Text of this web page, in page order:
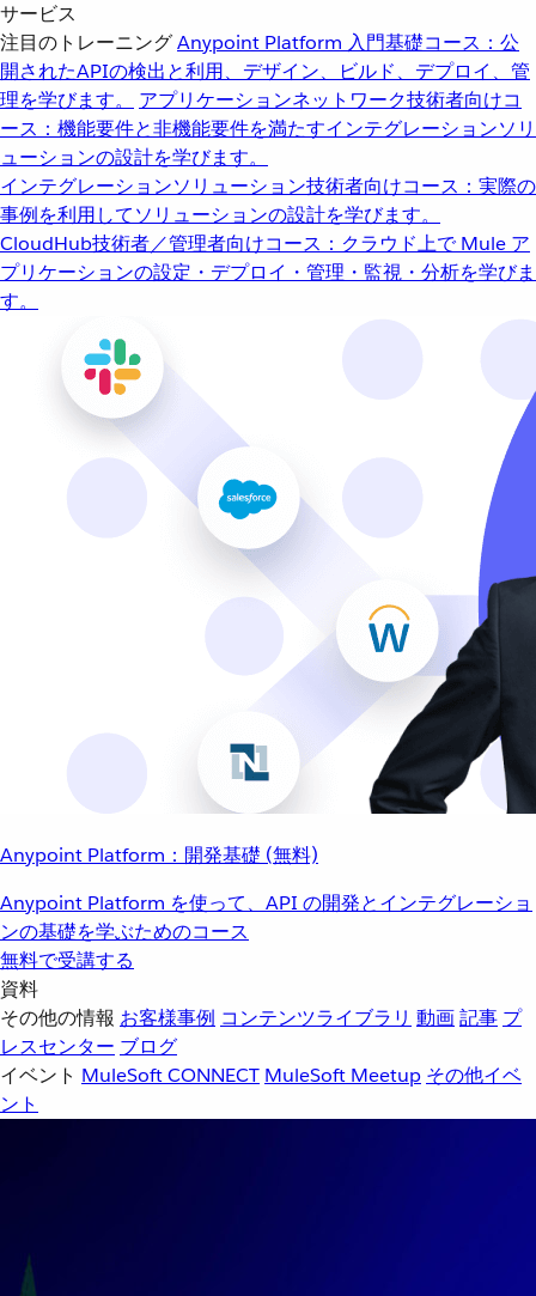
サービス
注目のトレーニングAnypoint Platform 入門基礎コース：公
開されたAPIの検出と利用、デザイン、ビルド、デプロイ、管
理を学びます。
アプリケーションネットワーク技術者向けコ
ース：機能要件と非機能要件を満たすインテグレーションソリ
ューションの設計を学びます。
インテグレーションソリューション技術者向けコース：実際の
事例を利用してソリューションの設計を学びます。
CloudHub技術者／管理者向けコース：クラウド上で Mule ア
プリケーションの設定・デプロイ・管理・監視・分析を学びま
す。
Anypoint Platform：開発基礎 (無料)
Anypoint Platform を使って、API の開発とインテグレーショ
ンの基礎を学ぶためのコース
無料で受講する
資料
その他の情報 お客様事例 コンテンツライブラリ 動画記事 プ
レスセンター ブログ
イベント MuleSoft CONNECT MuleSoft Meetup その他イベ
ント